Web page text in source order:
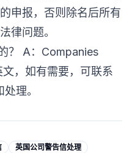
申报，否则除名后所有
律问题。
？ A：Companies
，如有需要，可联系
理。
英国公司警告信处理